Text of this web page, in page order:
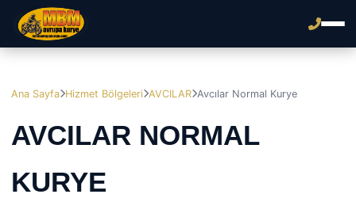
Ana Sayfa Hizmet Bölgeleri AVCILAR Avcılar Normal Kurye
AVCILAR NORMAL
KURYE